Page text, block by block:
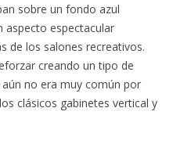
sobre un fondo azul
aspecto espectacular
de los salones recreativos.
creando un tipo de
no era muy común por
clásicos gabinetes vertical y